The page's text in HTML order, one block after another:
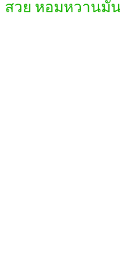
สวย หอมหวานมั